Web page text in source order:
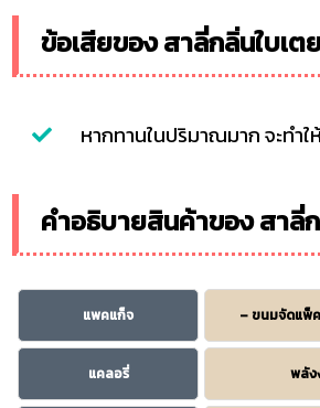
ข้อเสียของ สาลี่กลิ่นใบเต
หากทานในปริมาณมาก จะทำ
คำอธิบายสินค้าของ สาลี่
แพคแก็จ – ขนมจัดแพ็
แคลอรี่ พลัง